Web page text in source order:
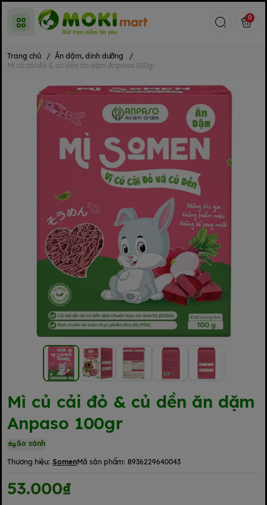
0
Trang chủ / Ăn dặm, dinh dưỡng
/
Mì củ cải đỏ & củ dền ăn dặm Anpaso 100gr
Mì củ cải đỏ & củ dền ăn dặm
Anpaso 100gr
So sánh
Thương hiệu: SomenMã sản phẩm: 8936229640043
53.000₫